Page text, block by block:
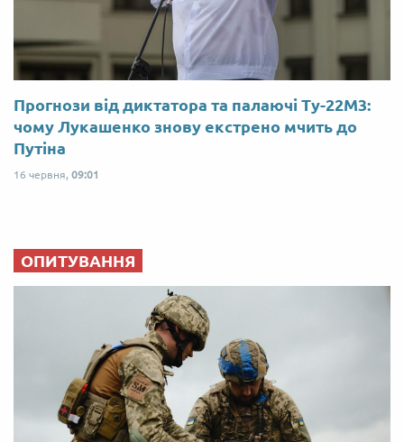
Прогнози від диктатора та палаючі Ту-22М3:
чому Лукашенко знову екстрено мчить до
Путіна
16 червня, 09:01
ОПИТУВАННЯ